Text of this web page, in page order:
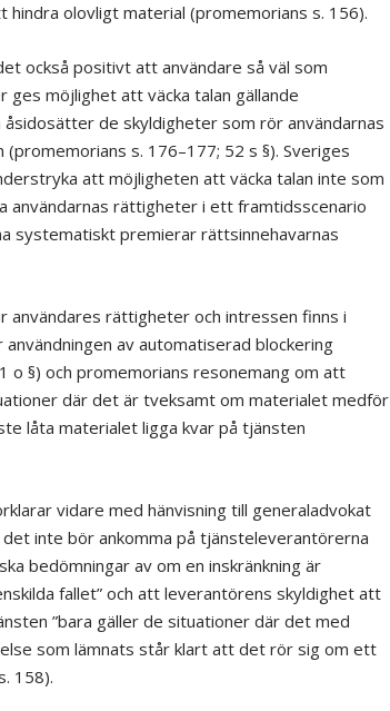
olovligt material (promemorians s. 156).
också positivt att användare så väl som
ges möjlighet att väcka talan gällande
de skyldigheter som rör användarnas
s. 176–177; 52 s §). Sveriges
att möjligheten att väcka talan inte som
användarnas rättigheter i ett framtidsscenario
systematiskt premierar rättsinnehavarnas
användares rättigheter och intressen finns i
av automatiserad blockering
o §) och promemorians resonemang om att
där det är tveksamt om materialet medför
låta materialet ligga kvar på tjänsten
vidare med hänvisning till generaladvokat
inte bör ankomma på tjänsteleverantörerna
bedömningar av om en inskränkning är
fallet” och att leverantörens skyldighet att
”bara gäller de situationer där det med
som lämnats står klart att det rör sig om ett
158).